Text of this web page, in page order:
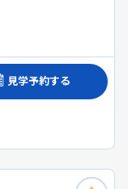
見学予約する